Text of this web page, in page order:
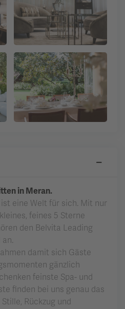
in Meran.
eine Welt für sich. Mit nur
feines 5 Sterne
den Belvita Leading
damit sich Gäste
gänzlich
feinste Spa- und
finden bei uns genau das
Rückzug und